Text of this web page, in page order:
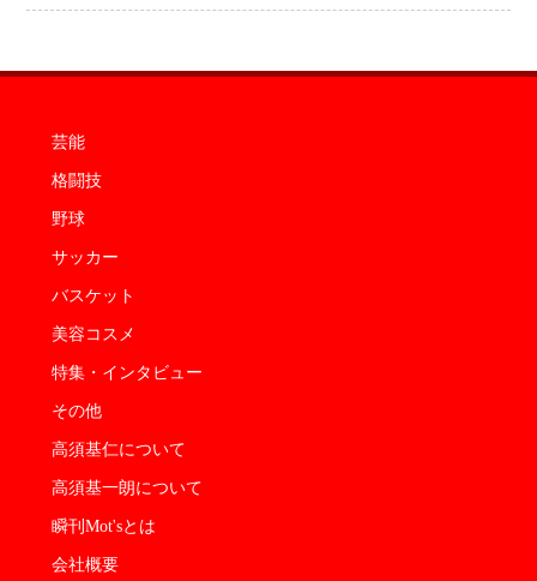
芸能
格闘技
野球
サッカー
バスケット
美容コスメ
特集・インタビュー
その他
高須基仁について
高須基一朗について
瞬刊Mot'sとは
会社概要